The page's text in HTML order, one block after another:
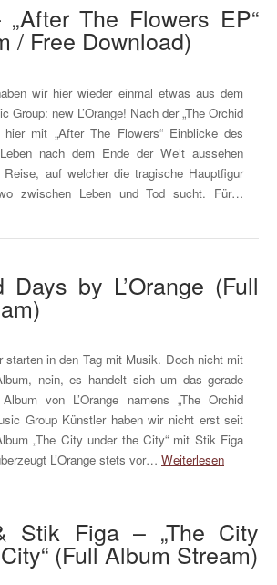
„After The Flowers EP“
/ Free Download)
wir hier wieder einmal etwas aus dem
Group: new L’Orange! Nach der „The Orchid
mit „After The Flowers“ Einblicke des
nach dem Ende der Welt aussehen
auf welcher die tragische Hauptfigur
zwischen Leben und Tod sucht. Für…
Days by L’Orange (Full
starten in den Tag mit Musik. Doch nicht mit
nein, es handelt sich um das gerade
von L’Orange namens „The Orchid
Group Künstler haben wir nicht erst seit
„The City under the City“ mit Stik Figa
L’Orange stets vor… Weiterlesen
Stik Figa – „The City
(Full Album Stream)